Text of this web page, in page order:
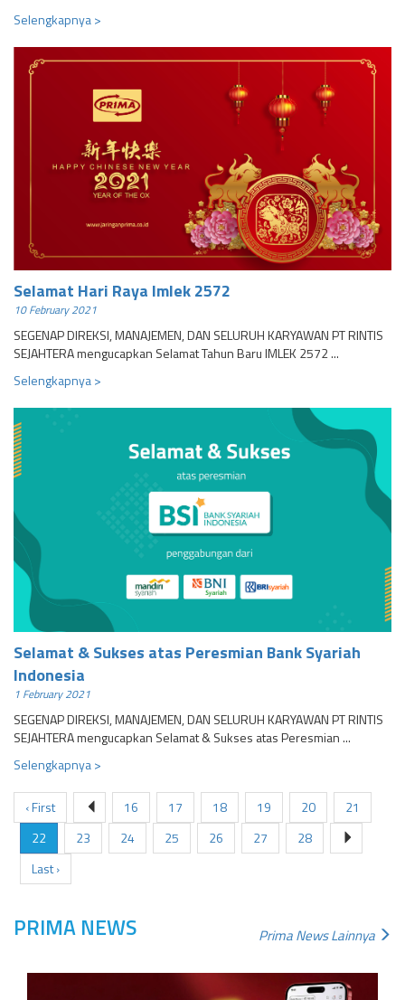
Selengkapnya >
Selamat Hari Raya Imlek 2572
10 February 2021
SEGENAP DIREKSI, MANAJEMEN, DAN SELURUH KARYAWAN PT RINTIS
SEJAHTERA mengucapkan Selamat Tahun Baru IMLEK 2572 ...
Selengkapnya >
Selamat & Sukses atas Peresmian Bank Syariah
Indonesia
1 February 2021
SEGENAP DIREKSI, MANAJEMEN, DAN SELURUH KARYAWAN PT RINTIS
SEJAHTERA mengucapkan Selamat & Sukses atas Peresmian ...
Selengkapnya >
‹ First 16 17 18 19 20
21
22
23 24 25 26 27
28
Last ›
PRIMA NEWS Prima News Lainnya